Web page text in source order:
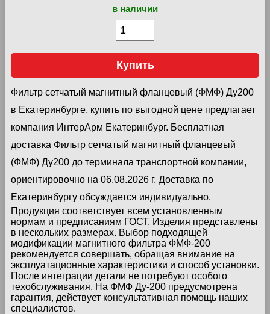
в наличии
Купить
Фильтр сетчатый магнитный фланцевый (ФМФ) Ду200
в Екатеринбурге, купить по выгодной цене предлагает
компания ИнтерАрм Екатеринбург. Бесплатная
доставка Фильтр сетчатый магнитный фланцевый
(ФМФ) Ду200 до терминала транспортной компании,
ориентировочно на 06.08.2026 г. Доставка по
Екатеринбургу обсуждается индивидуально.
Продукция соответствует всем установленным
нормам и предписаниям ГОСТ. Изделия представлены
в нескольких размерах. Выбор подходящей
модификации магнитного фильтра ФМФ-200
рекомендуется совершать, обращая внимание на
эксплуатационные характеристики и способ установки.
После интеграции детали не потребуют особого
техобслуживания. На ФМФ Ду-200 предусмотрена
гарантия, действует консультативная помощь наших
специалистов.